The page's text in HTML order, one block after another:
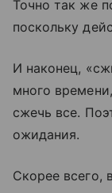
Точно так же
поскольку
И наконец,
много
сжечь все.
ожидания.
Скорее всего,